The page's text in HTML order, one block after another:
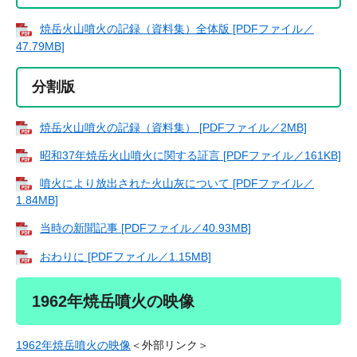
焼岳火山噴火の記録（資料集）全体版 [PDFファイル／
47.79MB]
分割版
焼岳火山噴火の記録（資料集） [PDFファイル／2MB]
昭和37年焼岳火山噴火に関する証言 [PDFファイル／161KB]
噴火により放出された火山灰について [PDFファイル／
1.84MB]
当時の新聞記事 [PDFファイル／40.93MB]
おわりに [PDFファイル／1.15MB]
1962年焼岳噴火の映像
1962年焼岳噴火の映像 ＜外部リンク＞